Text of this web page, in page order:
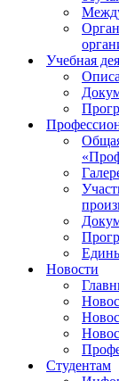
Учебная
Новости
Студентам